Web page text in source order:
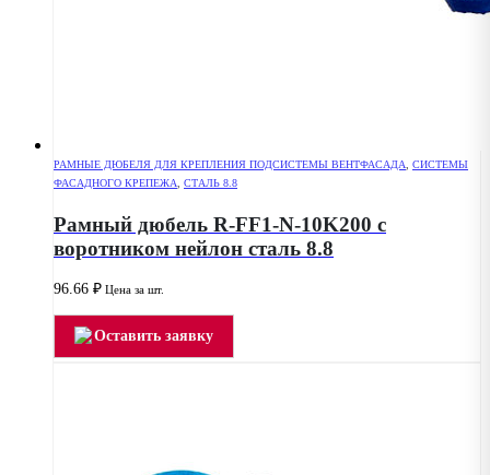
РАМНЫЕ ДЮБЕЛЯ ДЛЯ КРЕПЛЕНИЯ ПОДСИСТЕМЫ ВЕНТФАСАДА, СИСТЕМЫ
ФАСАДНОГО КРЕПЕЖА, СТАЛЬ 8.8
Рамный дюбель R-FF1-N-10K200 с
воротником нейлон сталь 8.8
96.66 ₽ Цена за шт.
Оставить заявку